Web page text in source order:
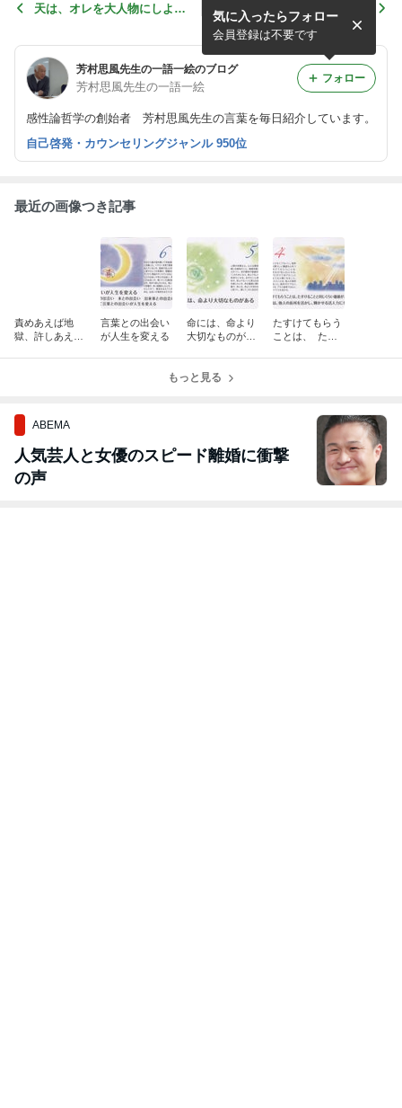
天は、オレを大人物にしよっ
芳村思風先生の一語一絵のブログ
芳村思風先生の一語一絵
感性論哲学の創始者 芳村思風先生の言葉を毎日紹介しています。
気に入ったらフォロー
会員登録は不要です
フォロー
自己啓発・カウンセリングジャンル 950位
最近の画像つき記事
責めあえば地
獄、許しあえば
言葉との出会い
が人生を変える
命には、命より
大切なものがあ
たすけてもらう
ことは、 たす
もっと見る
ABEMA
人気芸人と女優のスピード離婚に衝撃
の声